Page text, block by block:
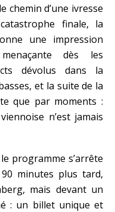
chemin d’une ivresse
finale, la
une impression
dès les
dévolus dans la
et la suite de la
que par moments :
n’est jamais
programme s’arrête
minutes plus tard,
mais devant un
: un billet unique et